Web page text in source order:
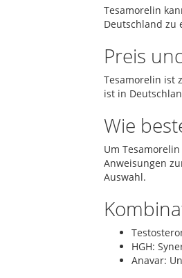
Tesamorelin
Deutschland zu
Preis
Tesamorelin ist
ist in
Wie
Um
Anweisungen
Auswahl.
HGH:
Anavar: